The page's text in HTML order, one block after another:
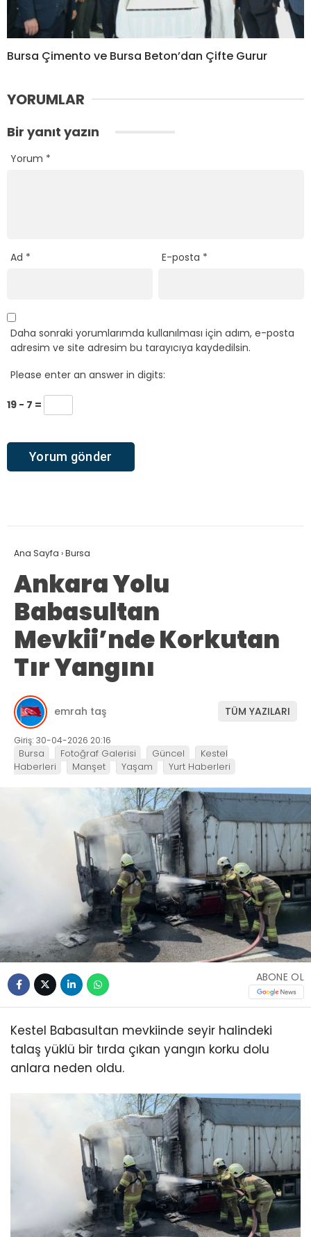
Bursa Çimento ve Bursa Beton’dan Çifte Gurur
YORUMLAR
Bir yanıt yazın
Yorum *
Ad * E-posta *
Daha sonraki yorumlarımda kullanılması için adım, e-posta
adresim ve site adresim bu tarayıcıya kaydedilsin.
Please enter an answer in digits:
19 − 7 =
Ana Sayfa ›Bursa
Ankara Yolu
Babasultan
Mevkii’nde Korkutan
Tır Yangını
emrah taş TÜM YAZILARI
Giriş: 30-04-2026 20:16
Bursa Fotoğraf Galerisi Güncel
Kestel
Haberleri
Manşet Yaşam Yurt Haberleri
ABONE OL
Kestel Babasultan mevkiinde seyir halindeki
talaş yüklü bir tırda çıkan yangın korku dolu
anlara neden oldu.